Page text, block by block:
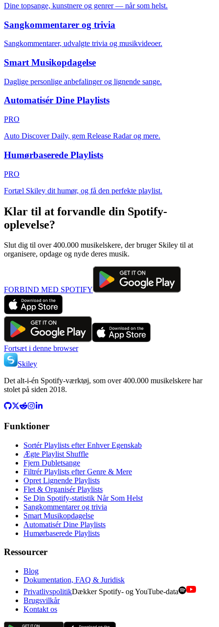
Dine topsange, kunstnere og genrer — når som helst.
Sangkommentarer og trivia
Sangkommentarer, udvalgte trivia og musikvideoer.
Smart Musikopdagelse
Daglige personlige anbefalinger og lignende sange.
Automatisér Dine Playlists
PRO
Auto Discover Daily, gem Release Radar og mere.
Humørbaserede Playlists
PRO
Fortæl Skiley dit humør, og få den perfekte playlist.
Klar til at forvandle din Spotify-
oplevelse?
Slut dig til over 400.000 musikelskere, der bruger Skiley til at
organisere, opdage og nyde deres musik.
FORBIND MED SPOTIFY
Fortsæt i denne browser
Skiley
Det alt-i-én Spotify-værktøj, som over 400.000 musikelskere har
stolet på siden 2018.
Funktioner
Sortér Playlists efter Enhver Egenskab
Ægte Playlist Shuffle
Fjern Dubletsange
Filtrér Playlists efter Genre & Mere
Opret Lignende Playlists
Flet & Organisér Playlists
Se Din Spotify-statistik Når Som Helst
Sangkommentarer og trivia
Smart Musikopdagelse
Automatisér Dine Playlists
Humørbaserede Playlists
Ressourcer
Blog
Dokumentation, FAQ & Juridisk
PrivatlivspolitikDækker Spotify- og YouTube-data
Brugsvilkår
Kontakt os